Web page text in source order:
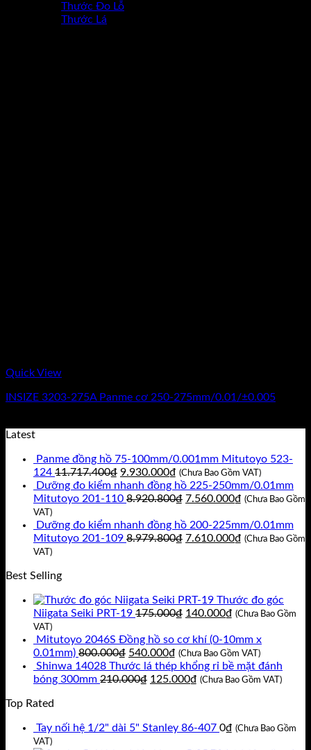
Thước Đo Lỗ
Thước Lá
Quick View
INSIZE 3203-275A Panme cơ 250-275mm/0.01/±0.005
2.950.000₫.là:
1.470.000₫.
Latest
Panme đồng hồ 75-100mm/0.001mm Mitutoyo 523-
124 11.717.400₫ Giá
gốc
là:
9.930.000₫ Giá
hiện
tại
9.930.000₫.
(Chưa Bao Gồm VAT)
Dưỡng đo kiểm nhanh đồng hồ 225-250mm/0.01mm
Mitutoyo 201-110 8.920.800₫ Giá
là:
8.920.800₫.
7.560.000₫ Giá
tại
là:
(Chưa Bao Gồm
VAT)
Dưỡng đo kiểm nhanh đồng hồ 200-225mm/0.01mm
Mitutoyo 201-109 8.979.800₫ Giá
7.610.000₫ Giá
(Chưa Bao Gồm
VAT)
Best Selling
Thước đo góc
Niigata Seiki PRT-19 175.000₫ Giá
là:
175.000₫.
140.000₫ Giá
tại
là:
140.000₫.
(Chưa Bao Gồm
VAT)
Mitutoyo 2046S Đồng hồ so cơ khí (0-10mm x
0.01mm) 800.000₫ Giá
gốc
là:
540.000₫ Giá
hiện
tại
(Chưa Bao Gồm VAT)
Shinwa 14028 Thước lá thép khổng rỉ bề mặt đánh
bóng 300mm 210.000₫ Giá
125.000₫ Giá
125.000₫.
(Chưa Bao Gồm VAT)
Top Rated
Tay nối hệ 1/2" dài 5" Stanley 86-407 0₫ (Chưa Bao Gồm
VAT)